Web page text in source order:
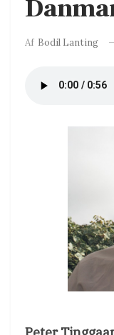
Af Bodil Lanting